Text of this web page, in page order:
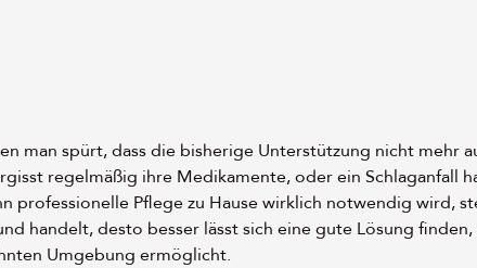
man spürt, dass die bisherige Unterstützung nicht mehr
regelmäßig ihre Medikamente, oder ein Schlaganfall
professionelle Pflege zu Hause wirklich notwendig wird,
handelt, desto besser lässt sich eine gute Lösung
Umgebung ermöglicht.